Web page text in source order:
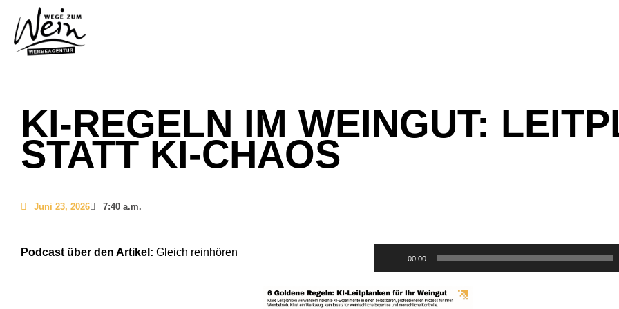
KI-REGELN IM WEINGUT:
STATT KI-CHAOS
Juni 23, 2026 7:40 a.m.
Podcast über den Artikel: Gleich reinhören
Player
00:00